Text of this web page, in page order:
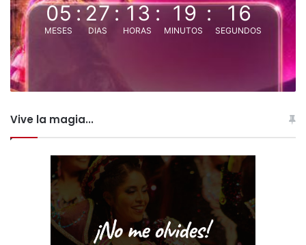
05
MESES
:27
DIAS
:13
HORAS
: 19
MINUTOS
: 15
SEGUNDOS
Vive la magia...